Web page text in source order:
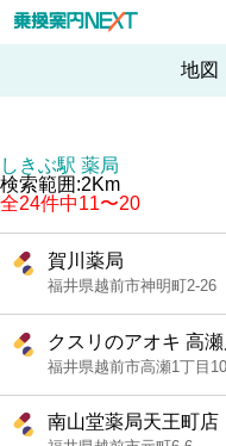
地図
しきぶ駅 薬局
検索範囲:2Km
全24件中11〜20
賀川薬局
福井県越前市神明町2-26
クスリのアオキ 高
福井県越前市高瀬1丁目
南山堂薬局天王町店